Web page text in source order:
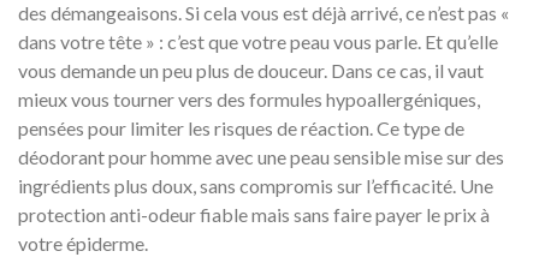
des démangeaisons. Si cela vous est déjà arrivé, ce n’est pas «
dans votre tête » : c’est que votre peau vous parle. Et qu’elle
vous demande un peu plus de douceur. Dans ce cas, il vaut
mieux vous tourner vers des formules hypoallergéniques,
pensées pour limiter les risques de réaction. Ce type de
déodorant pour homme avec une peau sensible mise sur des
ingrédients plus doux, sans compromis sur l’efficacité. Une
protection anti-odeur fiable mais sans faire payer le prix à
votre épiderme.